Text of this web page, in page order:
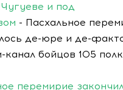
и под
- Пасхальное
де-юре и де-
канал бойцов 105
перемирие